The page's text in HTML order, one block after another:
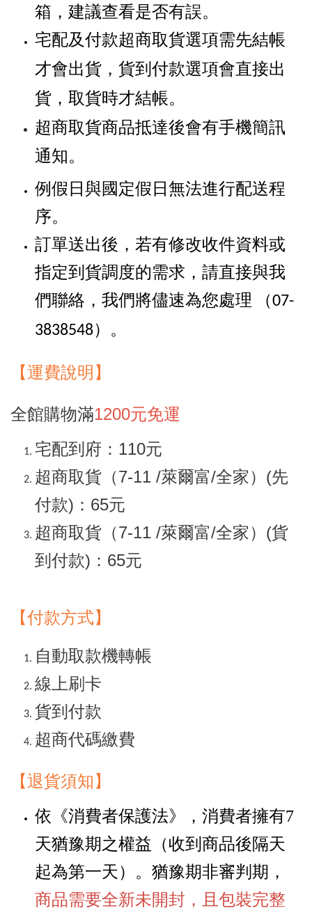
箱，建議查看是否有誤。
宅配及付款超商取貨選項需先結帳
才會出貨，貨到付款選項會直接出
貨，取貨時才結帳。
超商取貨商品抵達後會有手機簡訊
通知。
例假日與國定假日無法進行配送程
序。
訂單送出後，若有修改收件資料或
指定到貨調度的需求，請直接與我
們聯絡，我們將儘速為您處理 （07-
3838548） 。
【運費說明】
全館購物滿1200元免運
宅配到府：110元
超商取貨（7-11 /萊爾富/全家）(先
付款)：65元
超商取貨（7-11 /萊爾富/全家）(貨
到付款)：65元
【付款方式】
自動取款機轉帳
線上刷卡
貨到付款
超商代碼繳費
【退貨須知 】
依《消費者保護法》，消費者擁有7
天猶豫期之權益 （收到商品後隔天
起為第一天） 。猶豫期非審判期，
商品需要全新未開封，且包裝完整